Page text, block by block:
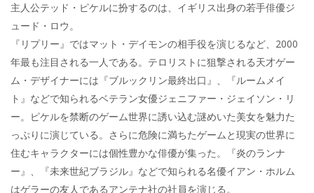
主人公テッド・ピケルに扮するのは、イギリス出身の若手俳優ジ
ュード・ロウ。
『リプリー』ではマット・デイモンの相手役を演じるなど、2000
年最も注目される一人である。テロリストに狙撃される天才ゲー
ム・デザイナーには『ブルックリン最終出口』、『ルームメイ
ト』などで知られるベテラン女優ジェニファー・ジェイソン・リ
ー。ピケルを禁断のゲーム世界に誘い込む謎めいた美女を魅力た
っぷりに演じている。さらに危険に満ちたゲームと現実の世界に
住むキャラクターには個性豊かな俳優が集った。『炎のランナ
ー』、『未来世紀ブラジル』などで知られる名優イアン・ホルム
はゲラーの友人であるアンテナ社の社員を演じる。